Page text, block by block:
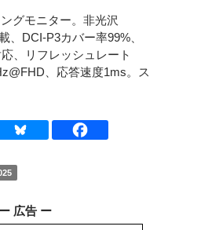
グモニター。非光沢
、DCI-P3カバー率99%、
、リフレッシュレート
、応答速度1ms。ス
ー 広告 ー